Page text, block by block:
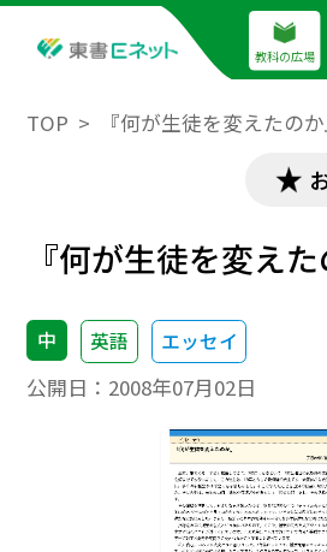
教科の広場
TOP 『何が生徒を変えたのか
『何が生徒を変えた
中 英語 エッセイ
公開日： 2008年07月02日